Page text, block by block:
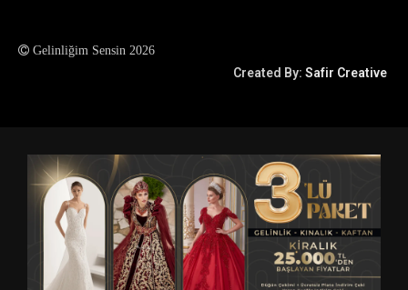
Gelinliğim Sensin 2026
Created By: Safir Creative